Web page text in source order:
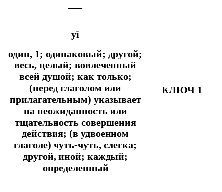
一
yī
один, 1; одинаковый; другой;
весь, целый; вовлеченный
всей душой; как только;
(перед глаголом или
прилагательным) указывает
на неожиданность или
тщательность совершения
действия; (в удвоенном
глаголе) чуть-чуть, слегка;
другой, иной; каждый;
определенный
КЛЮЧ 1